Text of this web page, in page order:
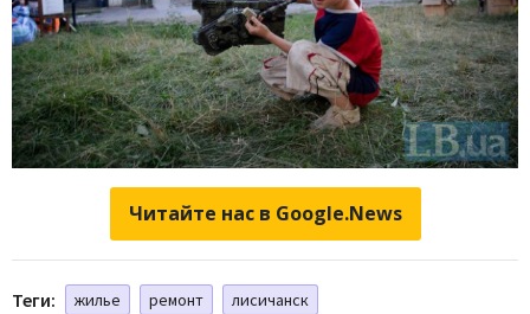
Читайте нас в Google.News
Теги: жилье ремонт лисичанск